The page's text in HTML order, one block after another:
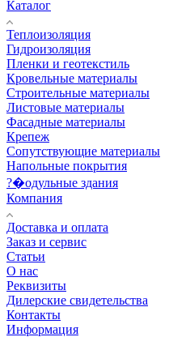
Каталог
Теплоизоляция
Гидроизоляция
Пленки и геотекстиль
Кровельные материалы
Строительные материалы
Листовые материалы
Фасадные материалы
Крепеж
Сопутствующие материалы
Напольные покрытия
?�одульные здания
Компания
Доставка и оплата
Заказ и сервис
Статьи
О нас
Реквизиты
Дилерские свидетельства
Контакты
Информация